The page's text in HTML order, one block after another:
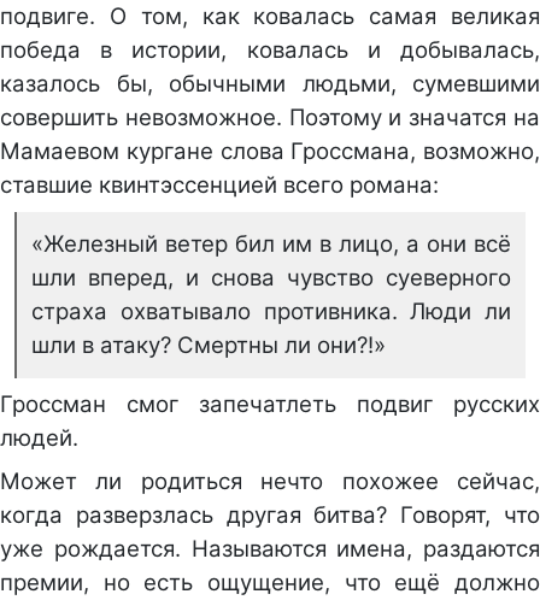
подвиге. О том, как ковалась самая великая
победа в истории, ковалась и добывалась,
казалось бы, обычными людьми, сумевшими
совершить невозможное. Поэтому и значатся на
Мамаевом кургане слова Гроссмана, возможно,
ставшие квинтэссенцией всего романа:
«Железный ветер бил им в лицо, а они всё
шли вперед, и снова чувство суеверного
страха охватывало противника. Люди ли
шли в атаку? Смертны ли они?!»
Гроссман смог запечатлеть подвиг русских
людей.
Может ли родиться нечто похожее сейчас,
когда разверзлась другая битва? Говорят, что
уже рождается. Называются имена, раздаются
премии, но есть ощущение, что ещё должно